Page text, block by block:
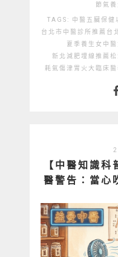
節氣養
TAGS: 中醫 五臟保健
台北市中醫診所推薦 台
夏季養生 女中醫
新北減肥埋線推薦
耗氣傷津 胃火大 臨床
【中醫知識
醫警告：當心